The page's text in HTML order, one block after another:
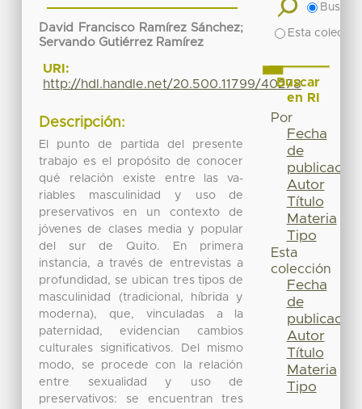
David Francisco Ramírez Sánchez;
Servando Gutiérrez Ramírez
URI:
http://hdl.handle.net/20.500.11799/40278
Descripción:
El punto de partida del presente
trabajo es el propósito de conocer
qué relación existe entre las va-
riables masculinidad y uso de
preservativos en un contexto de
jóvenes de clases media y popular
del sur de Quito. En primera
instancia, a través de entrevistas a
profundidad, se ubican tres tipos de
masculinidad (tradicional, híbrida y
moderna), que, vinculadas a la
paternidad, evidencian cambios
culturales significativos. Del mismo
modo, se procede con la relación
entre sexualidad y uso de
preservativos: se encuentran tres
Buscar
Esta
Buscar
en RI
Por
Fecha
de
publicación
Autor
Título
Materia
Tipo
Esta
colección
Fecha
de
publicación
Autor
Título
Materia
Tipo